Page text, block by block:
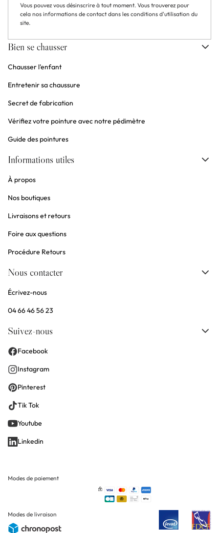
Vous pouvez vous désinscrire à tout moment. Vous trouverez pour
cela nos informations de contact dans les conditions d'utilisation du
site.
Bien se chausser
Chausser l'enfant
Entretenir sa chaussure
Secret de fabrication
Vérifiez votre pointure avec notre pédimètre
Guide des pointures
Informations utiles
À propos
Nos boutiques
Livraisons et retours
Foire aux questions
Procédure Retours
Nous contacter
Écrivez-nous
04 66 46 56 23
Suivez-nous
Facebook
Instagram
Pinterest
Tik Tok
Youtube
Linkedin
Modes de paiement
Modes de livraison